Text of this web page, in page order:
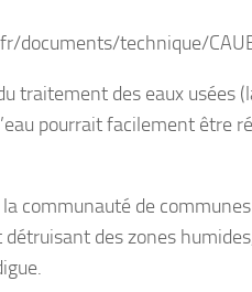
documents/technique/
traitement des eaux usées
pourrait facilement être
communauté de
des zones